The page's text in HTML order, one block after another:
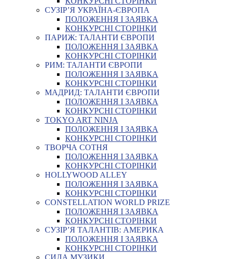
СУЗІР’Я УКРАЇНА-ЄВРОПА
ПОЛОЖЕННЯ І ЗАЯВКА
КОНКУРСНІ СТОРІНКИ
ПАРИЖ: ТАЛАНТИ ЄВРОПИ
ПОЛОЖЕННЯ І ЗАЯВКА
КОНКУРСНІ СТОРІНКИ
РИМ: ТАЛАНТИ ЄВРОПИ
ПОЛОЖЕННЯ І ЗАЯВКА
КОНКУРСНІ СТОРІНКИ
МАДРИД: ТАЛАНТИ ЄВРОПИ
ПОЛОЖЕННЯ І ЗАЯВКА
КОНКУРСНІ СТОРІНКИ
TOKYO ART NINJA
ПОЛОЖЕННЯ І ЗАЯВКА
КОНКУРСНІ СТОРІНКИ
ТВОРЧА СОТНЯ
ПОЛОЖЕННЯ І ЗАЯВКА
КОНКУРСНІ СТОРІНКИ
HOLLYWOOD ALLEY
ПОЛОЖЕННЯ І ЗАЯВКА
КОНКУРСНІ СТОРІНКИ
CONSTELLATION WORLD PRIZE
ПОЛОЖЕННЯ І ЗАЯВКА
КОНКУРСНІ СТОРІНКИ
СУЗІР’Я ТАЛАНТІВ: АМЕРИКА
ПОЛОЖЕННЯ І ЗАЯВКА
КОНКУРСНІ СТОРІНКИ
СИЛА МУЗИКИ